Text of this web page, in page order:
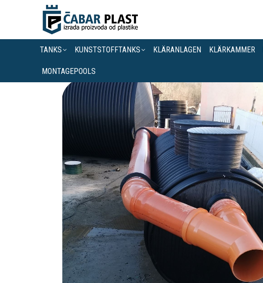
TANKS KUNSTSTOFFTANKS KLÄRANLAGEN KLÄRKAMMER
MONTAGEPOOLS